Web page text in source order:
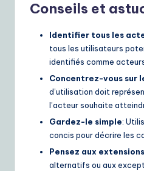
Conseils et
Identifier tous les
tous les utilisateurs
identifiés comme
Concentrez-vous sur
d’utilisation doit
l’acteur souhaite
Gardez-le simple:
concis pour décrire les
Pensez aux extensions
alternatifs ou aux